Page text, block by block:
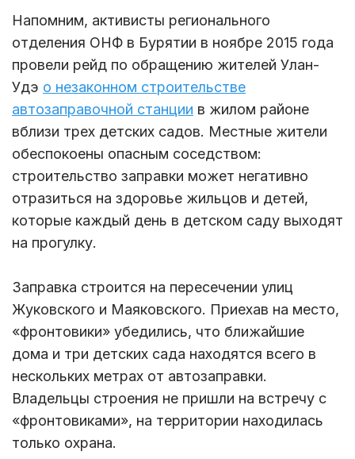
Напомним, активисты регионального
отделения ОНФ в Бурятии в ноябре 2015 года
провели рейд по обращению жителей Улан-
Удэ о незаконном строительстве
автозаправочной станции в жилом районе
вблизи трех детских садов. Местные жители
обеспокоены опасным соседством:
строительство заправки может негативно
отразиться на здоровье жильцов и детей,
которые каждый день в детском саду выходят
на прогулку.
Заправка строится на пересечении улиц
Жуковского и Маяковского. Приехав на место,
«фронтовики» убедились, что ближайшие
дома и три детских сада находятся всего в
нескольких метрах от автозаправки.
Владельцы строения не пришли на встречу с
«фронтовиками», на территории находилась
только охрана.